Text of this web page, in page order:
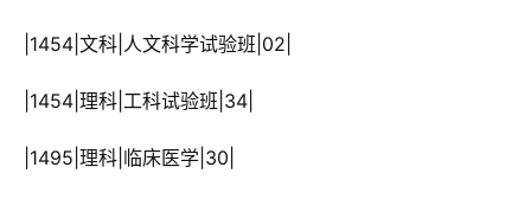
|1454|文科|人文科学试验班|02|
|1454|理科|工科试验班|34|
|1495|理科|临床医学|30|